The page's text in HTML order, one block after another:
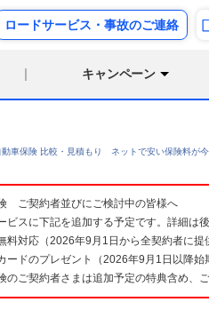
ロードサービス・事故のご連絡
キャンペーン
動車保険 比較・見積もり ネットで安い保険料が
ご契約者並びにご検討中の皆様へ
スに下記を追加する予定です。詳細は
料対応（2026年9月1日から全契約者に提
ードのプレゼント（2026年9月1日以降始
ご契約者さまは追加予定の特典含め、